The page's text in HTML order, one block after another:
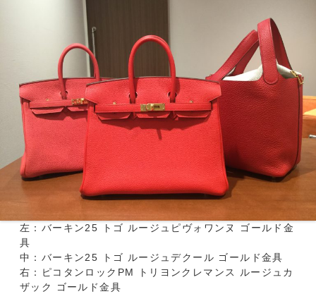
左：バーキン25 トゴ ルージュピヴォワンヌ ゴールド金
具
中：バーキン25 トゴ ルージュデクール ゴールド金具
右：ピコタンロックPM トリヨンクレマンス ルージュカ
ザック ゴールド金具